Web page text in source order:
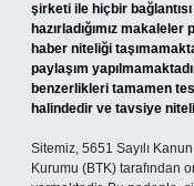
şirketi ile hiçbir
hazırladığımız
haber niteliği
paylaşım
benzerlikleri tamamen
halindedir ve tavsiye
Sitemiz, 5651 Sayılı
Kurumu (BTK) tarafından